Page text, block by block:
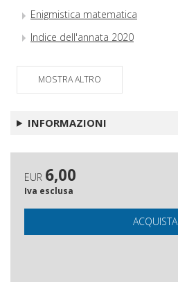
Enigmistica matematica
Indice dell'annata 2020
MOSTRA ALTRO
INFORMAZIONI
EUR 6,00
Iva esclusa
ACQUISTA